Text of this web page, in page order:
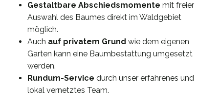
Gestaltbare Abschiedsmomente mit freier
Auswahl des Baumes direkt im Waldgebiet
möglich.
Auch auf privatem Grund wie dem eigenen
Garten kann eine Baumbestattung umgesetzt
werden.
Rundum-Service durch unser erfahrenes und
lokal vernetztes Team.